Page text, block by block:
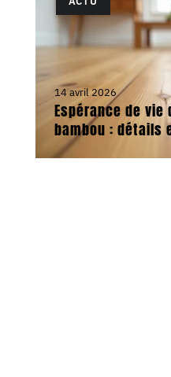
14 avril 2026
Espérance de vie
bambou : détails